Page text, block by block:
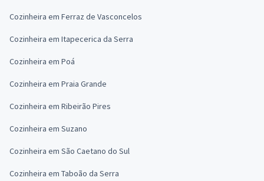
Cozinheira em Ferraz de Vasconcelos
Cozinheira em Itapecerica da Serra
Cozinheira em Poá
Cozinheira em Praia Grande
Cozinheira em Ribeirão Pires
Cozinheira em Suzano
Cozinheira em São Caetano do Sul
Cozinheira em Taboão da Serra